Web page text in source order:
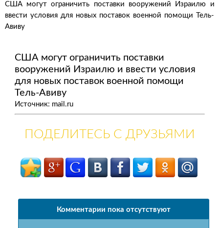
США могут ограничить поставки вооружений Израилю и
ввести условия для новых поставок военной помощи Тель-
Авиву
США могут ограничить поставки
вооружений Израилю и ввести условия
для новых поставок военной помощи
Тель-Авиву
Источник: mail.ru
ПОДЕЛИТЕСЬ С ДРУЗЬЯМИ
Комментарии пока отсутствуют